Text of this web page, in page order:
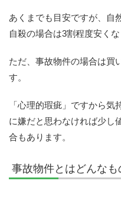
あくまでも目安ですが、自
自殺の場合は3割程度安くな
ただ、事故物件の場合は買
す。
「心理的瑕疵」ですから
に嫌だと思わなければ少し
合もあります。
事故物件とはどんなも